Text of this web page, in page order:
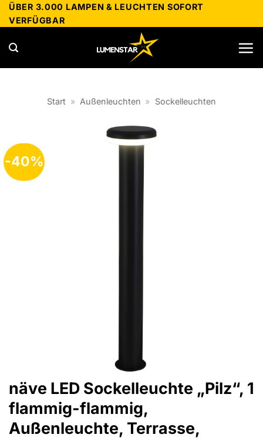
Zum
Inhalt
springen
ÜBER 3.000 LAMPEN & LEUCHTEN SOFORT
VERFÜGBAR
Start » Außenleuchten » Sockelleuchten
-40%
näve LED Sockelleuchte „Pilz“, 1
flammig-flammig,
Außenleuchte, Terrasse,